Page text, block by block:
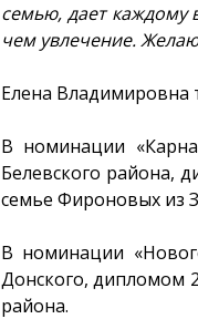
семью, дает каждому
чем увлечение.
Елена Владимировна
В номинации
Белевского района,
семье Фироновых из
В номинации
Донского, дипломом
района.